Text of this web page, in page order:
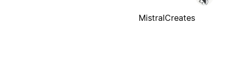
MistralCreates